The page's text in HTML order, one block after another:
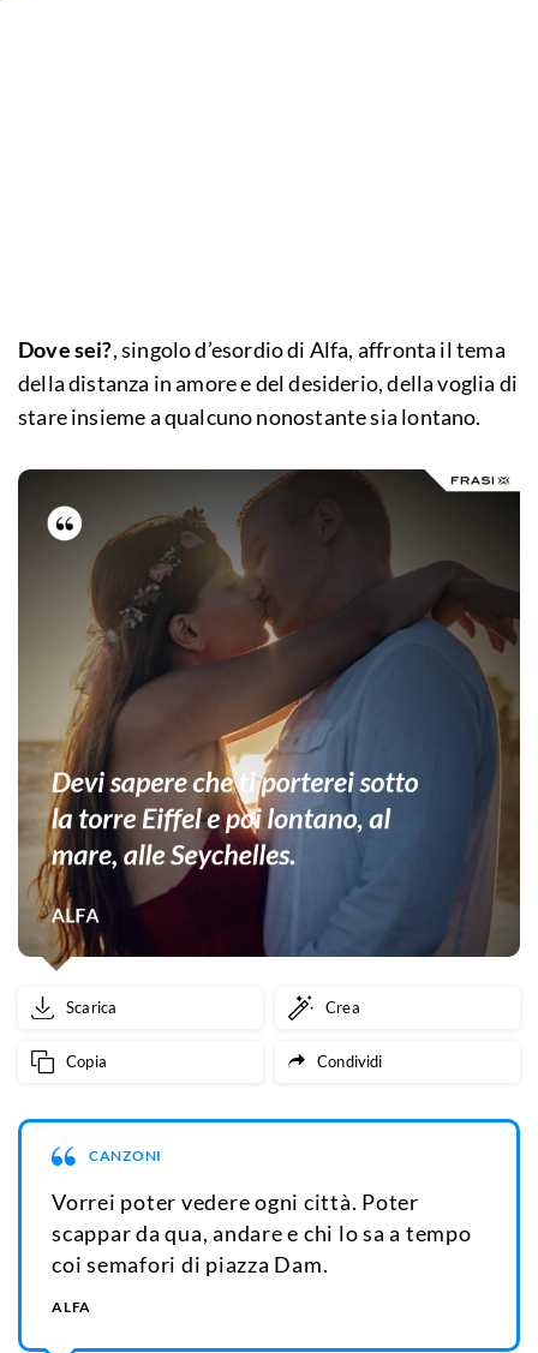
Dove sei?, singolo d’esordio di Alfa, affronta il tema
della distanza in amore e del desiderio, della voglia di
stare insieme a qualcuno nonostante sia lontano.
Scarica Crea
Copia Condividi
CANZONI
Vorrei poter vedere ogni città. Poter
scappar da qua, andare e chi lo sa a tempo
coi semafori di piazza Dam.
ALFA